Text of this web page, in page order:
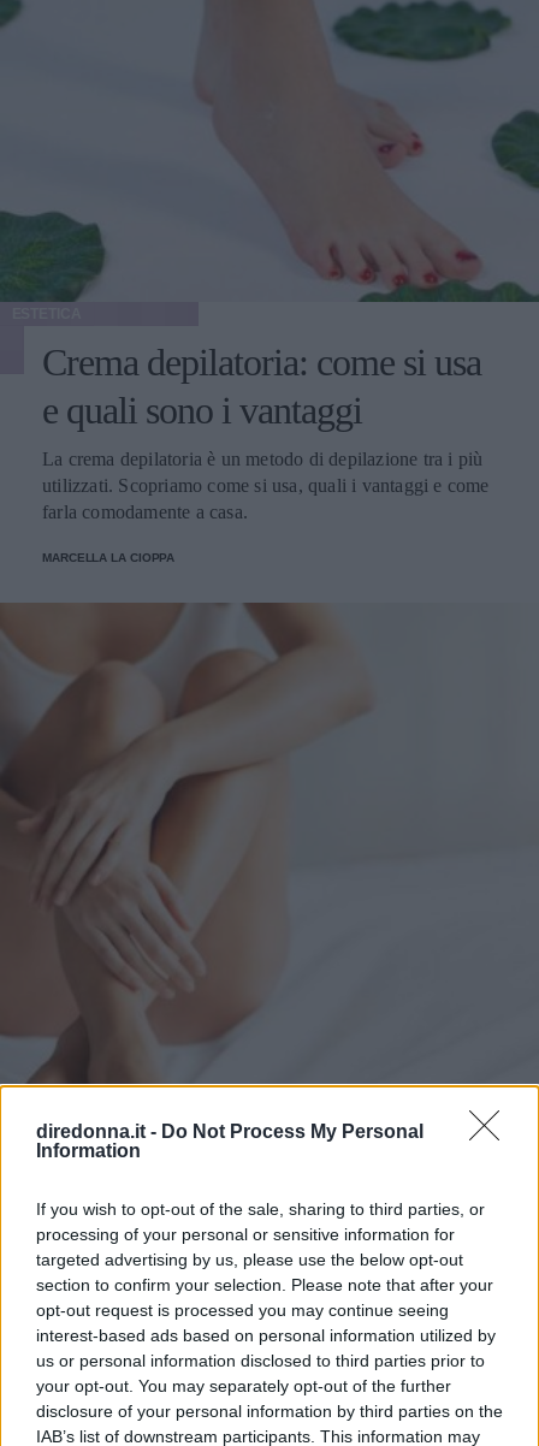
diredonna.it - Do Not Process My Personal
Information
If you wish to opt-out of the sale, sharing to third parties, or
processing of your personal or sensitive information for
targeted advertising by us, please use the below opt-out
section to confirm your selection. Please note that after your
opt-out request is processed you may continue seeing
interest-based ads based on personal information utilized by
us or personal information disclosed to third parties prior to
your opt-out. You may separately opt-out of the further
disclosure of your personal information by third parties on the
IAB’s list of downstream participants. This information may
Crema depilatoria: come si usa
e quali sono i vantaggi
La crema depilatoria è un metodo di depilazione tra i più
utilizzati. Scopriamo come si usa, quali i vantaggi e come
farla comodamente a casa.
MARCELLA LA CIOPPA
ESTETICA
Depilazione inguine: cos'è,
quali sono le tipologie e i
metodi più usati
Cos'è la depilazione dell'inguine e quali sono le tipologie
più comuni? Scopriamo tutto su come effettuare
l'epilazione all'inguine senza irritazioni.